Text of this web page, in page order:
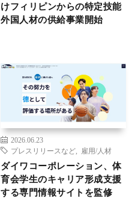
けフィリピンからの特定技能
外国人材の供給事業開始
2026.06.23
プレスリリースなど
雇用/人材
ダイワコーポレーション、体
育会学生のキャリア形成支援
する専門情報サイトを監修